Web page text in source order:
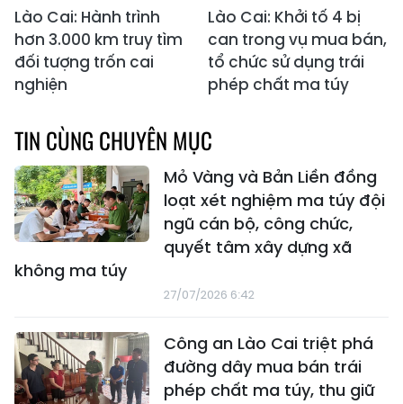
Lào Cai: Hành trình
hơn 3.000 km truy tìm
đối tượng trốn cai
nghiện
Lào Cai: Khởi tố 4 bị
can trong vụ mua bán,
tổ chức sử dụng trái
phép chất ma túy
TIN CÙNG CHUYÊN MỤC
Mỏ Vàng và Bản Liền đồng
loạt xét nghiệm ma túy đội
ngũ cán bộ, công chức,
quyết tâm xây dựng xã
không ma túy
27/07/2026 6:42
Công an Lào Cai triệt phá
đường dây mua bán trái
phép chất ma túy, thu giữ